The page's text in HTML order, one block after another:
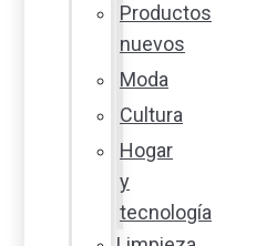
Productos
nuevos
Moda
Cultura
Hogar
y
tecnología